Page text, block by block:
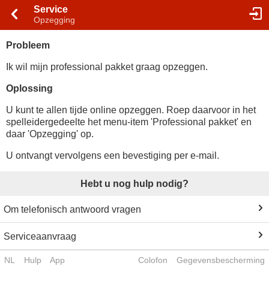
Service
Opzegging
Probleem
Ik wil mijn professional pakket graag opzeggen.
Oplossing
U kunt te allen tijde online opzeggen. Roep daarvoor in het
spelleidergedeelte het menu-item 'Professional pakket' en
daar 'Opzegging' op.
U ontvangt vervolgens een bevestiging per e-mail.
Hebt u nog hulp nodig?
Om telefonisch antwoord vragen
Serviceaanvraag
NL Hulp App Colofon Gegevensbescherming